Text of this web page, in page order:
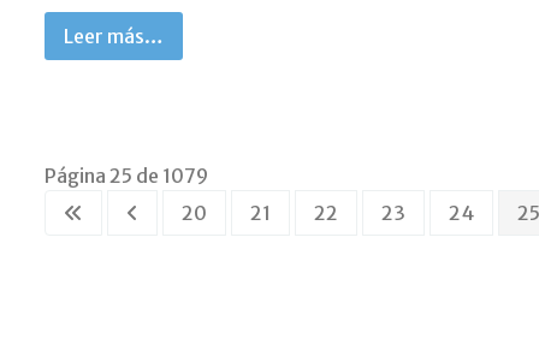
Leer más…
Página 25 de 1079
20
21 22 23 24 25